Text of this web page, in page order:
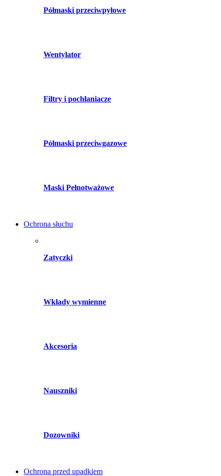
Półmaski przeciwpyłowe
Wentylator
Filtry i pochłaniacze
Półmaski przeciwgazowe
Maski Pełnotważowe
Ochrona słuchu
Zatyczki
Wkłady wymienne
Akcesoria
Nauszniki
Dozowniki
Ochrona przed upadkiem